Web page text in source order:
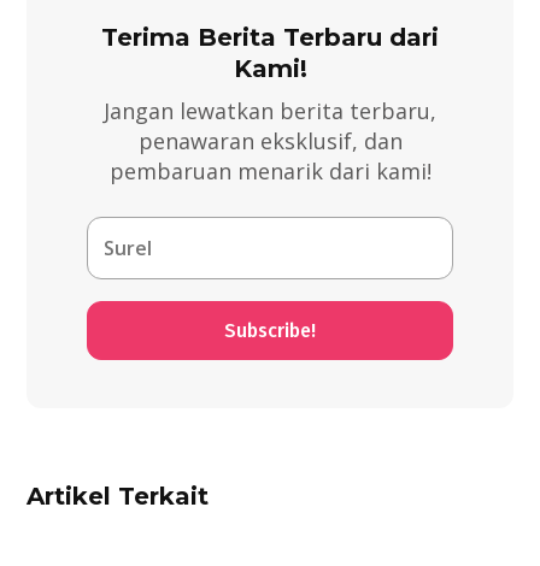
Terima Berita Terbaru dari
Kami!
Jangan lewatkan berita terbaru,
penawaran eksklusif, dan
pembaruan menarik dari kami!
Subscribe!
Artikel Terkait